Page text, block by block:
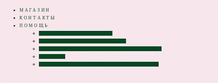
МАГАЗИН
КОНТАКТЫ
ПОМОЩЬ